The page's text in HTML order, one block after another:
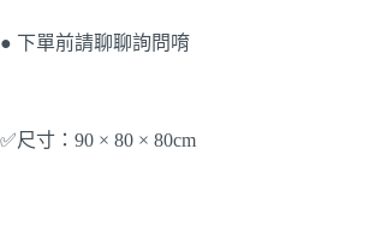
● 下單前請聊聊詢問唷
✅尺寸：90 × 80 × 80cm